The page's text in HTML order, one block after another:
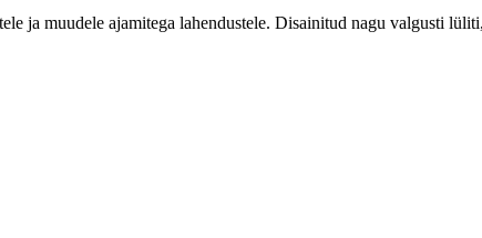
ja muudele ajamitega lahendustele. Disainitud nagu valgusti